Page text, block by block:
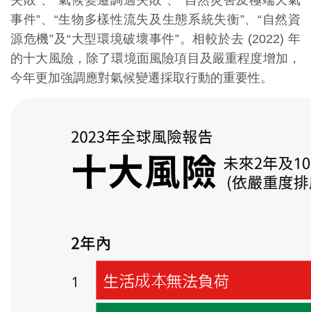
事件”、“生物多樣性流失及生態系統失衡”、“自然資
源危機”及“大型環境破壞事件”。相較於去 (2022) 年
的十大風險，除了環境面風險項目及嚴重程度增加，
今年更加強調應對氣候變遷採取行動的重要性。